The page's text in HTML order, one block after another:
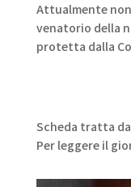
Attualmente
venatorio della
protetta dalla
Scheda tratta da
Per leggere il